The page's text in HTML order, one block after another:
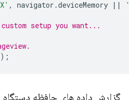
, navigator .deviceMemory ||
setup you want...
);
گزارش داده های حافظه دستگاه